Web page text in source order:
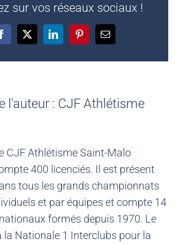
sur vos réseaux sociaux !
Facebook
X LinkedInPinterestEmail
l'auteur : CJF Athlétisme
CJF Athlétisme Saint-Malo
400 licenciés. Il est présent
tous les grands championnats
et par équipes et compte 14
formés depuis 1970. Le
la Nationale 1 Interclubs pour la